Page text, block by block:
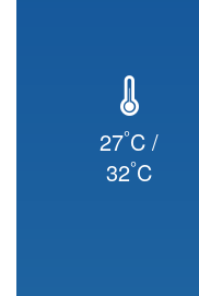
27°C /
32°C